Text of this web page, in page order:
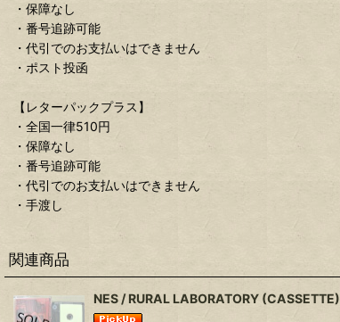
・保障なし
・番号追跡可能
・代引でのお支払いはできません
・ポスト投函
【レターパックプラス】
・全国一律510円
・保障なし
・番号追跡可能
・代引でのお支払いはできません
・手渡し
関連商品
NES / RURAL LABORATORY (CASSETTE)